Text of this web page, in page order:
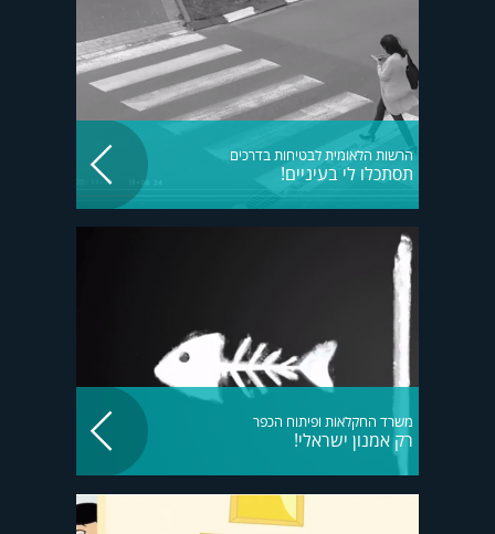
הרשות הלאומית לבטיחות בדרכים
תסתכלו לי בעיניים!
משרד החקלאות ופיתוח הכפר
רק אמנון ישראלי!